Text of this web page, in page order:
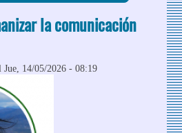
la comunicación
14/05/2026 - 08:19